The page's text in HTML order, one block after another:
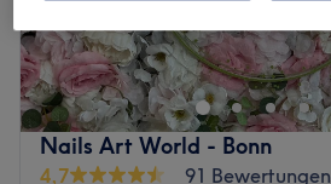
Nails Art World - Bonn
4,7
91 Bewertungen